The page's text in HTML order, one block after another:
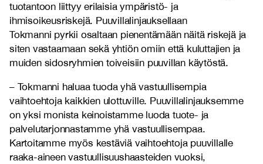
tuotantoon liittyy erilaisia ympäristö- ja
ihmisoikeusriskejä. Puuvillalinjauksellaan
Tokmanni pyrkii osaltaan pienentämään näitä riskejä ja
siten vastaamaan sekä yhtiön omiin että kuluttajien ja
muiden sidosryhmien toiveisiin puuvillan käytöstä.
– Tokmanni haluaa tuoda yhä vastuullisempia
vaihtoehtoja kaikkien ulottuville. Puuvillalinjauksemme
on yksi monista keinoistamme luoda tuote- ja
palvelutarjonnastamme yhä vastuullisempaa.
Kartoitamme myös kestäviä vaihtoehtoja puuvillalle
raaka-aineen vastuullisuushaasteiden vuoksi,